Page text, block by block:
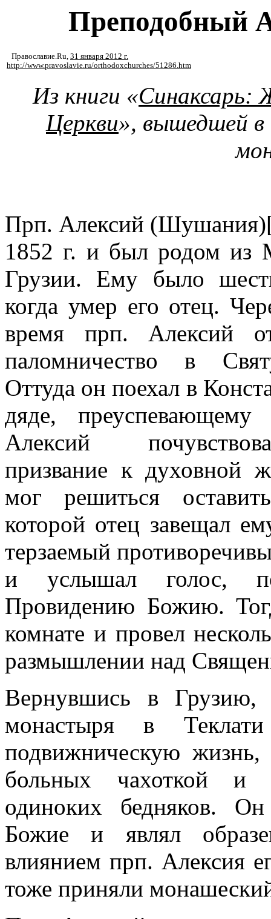
Преподобный
Православие.Ru, 31 января 2012 г.
http://www.pravoslavie.ru/orthodoxchurches/51286.htm
Из книги «Синаксарь:
Церкви», вышедшей в
Прп. Алексий (Шушания)
1852 г. и был родом из
Грузии. Ему было
когда умер его отец.
время прп. Алексий
паломничество в
Оттуда он поехал в
дяде,
Алексий
призвание к духовной
мог решиться
которой отец завещал
терзаемый
и услышал голос,
Провидению Божию.
комнате и провел
размышлении над
Вернувшись в Грузию,
монастыря в
подвижническую жизнь,
больных чахоткой и
одиноких бедняков.
Божие и являл
влиянием прп. Алексия
тоже приняли